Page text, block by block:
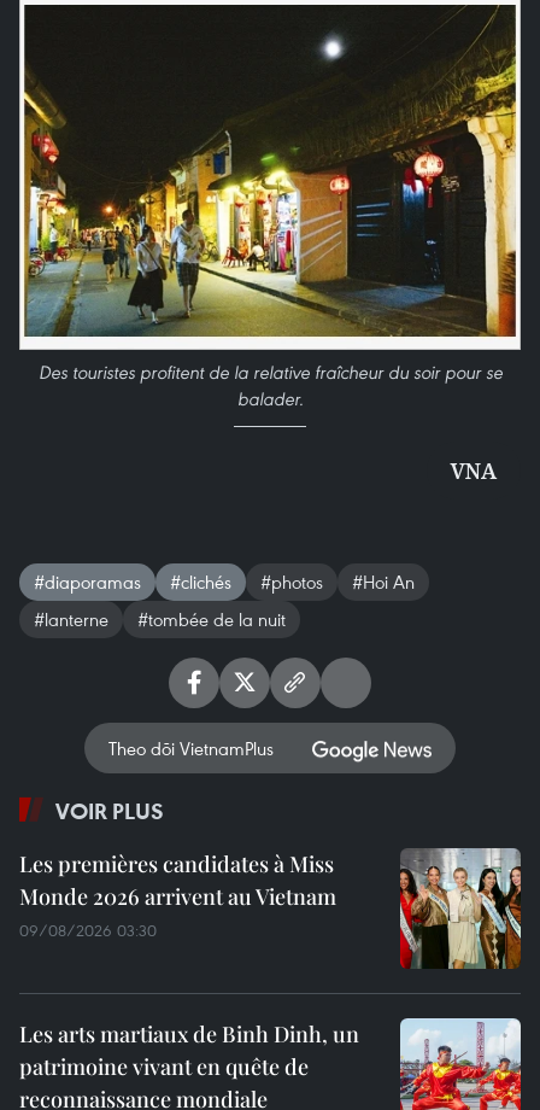
Des touristes profitent de la relative fraîcheur du soir pour se
balader.
VNA
#diaporamas #clichés #photos
#Hoi An
#lanterne
#tombée de la nuit
Theo dõi VietnamPlus
VOIR PLUS
Les premières candidates à Miss
Monde 2026 arrivent au Vietnam
09/08/2026 03:30
Les arts martiaux de Binh Dinh, un
patrimoine vivant en quête de
reconnaissance mondiale